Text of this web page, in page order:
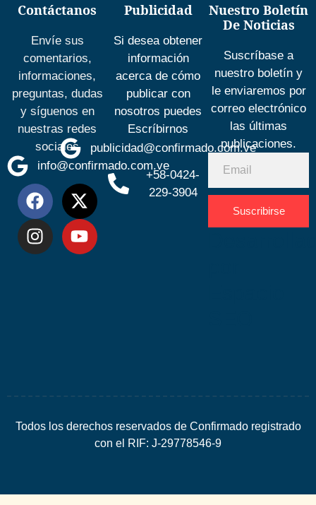
Contáctanos
Envíe sus
comentarios,
informaciones,
preguntas, dudas
y síguenos en
nuestras redes
sociales
info@confirmado.com.ve
Publicidad
Si desea obtener
información
acerca de cómo
publicar con
nosotros puedes
Escríbirnos
publicidad@confirmado.com.ve
+58-0424-
229-3904
Nuestro Boletín
De Noticias
Suscríbase a
nuestro boletín y
le enviaremos por
correo electrónico
las últimas
publicaciones.
Suscribirse
Todos los derechos reservados de Confirmado registrado
con el RIF: J-29778546-9